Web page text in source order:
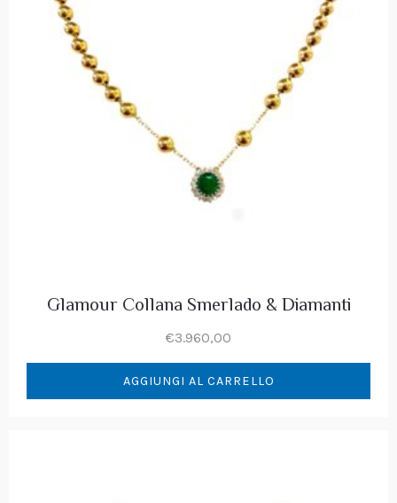
Glamour Collana Smerlado & Diamanti
€3.960,00
AGGIUNGI AL CARRELLO